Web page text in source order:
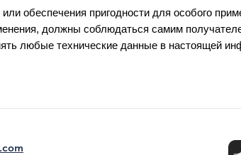
обеспечения пригодности для особого
должны соблюдаться самим
любые технические данные в настоящей